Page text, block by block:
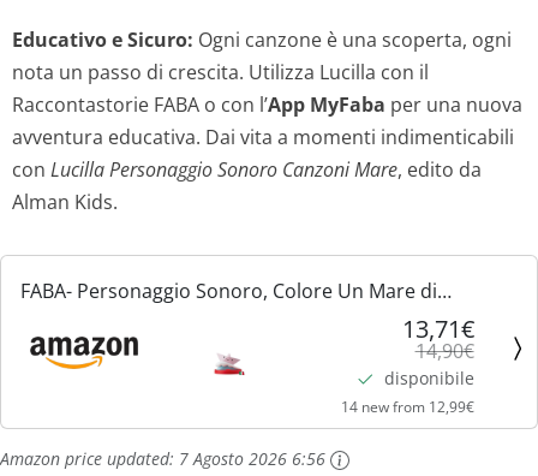
a
l
e
e
a
4
e
è
:
1
,
€
Educativo e Sicuro: Ogni canzone è una scoperta, ogni
nota un passo di crescita. Utilizza Lucilla con il
Raccontastorie FABA o con l’App MyFaba per una nuova
avventura educativa. Dai vita a momenti indimenticabili
con Lucilla Personaggio Sonoro Canzoni Mare, edito da
Alman Kids.
FABA- Personaggio Sonoro, Colore Un Mare di
13,71€
14,90€
disponibile
14 new from 12,99€
Amazon price updated: 7 Agosto 2026 6:56